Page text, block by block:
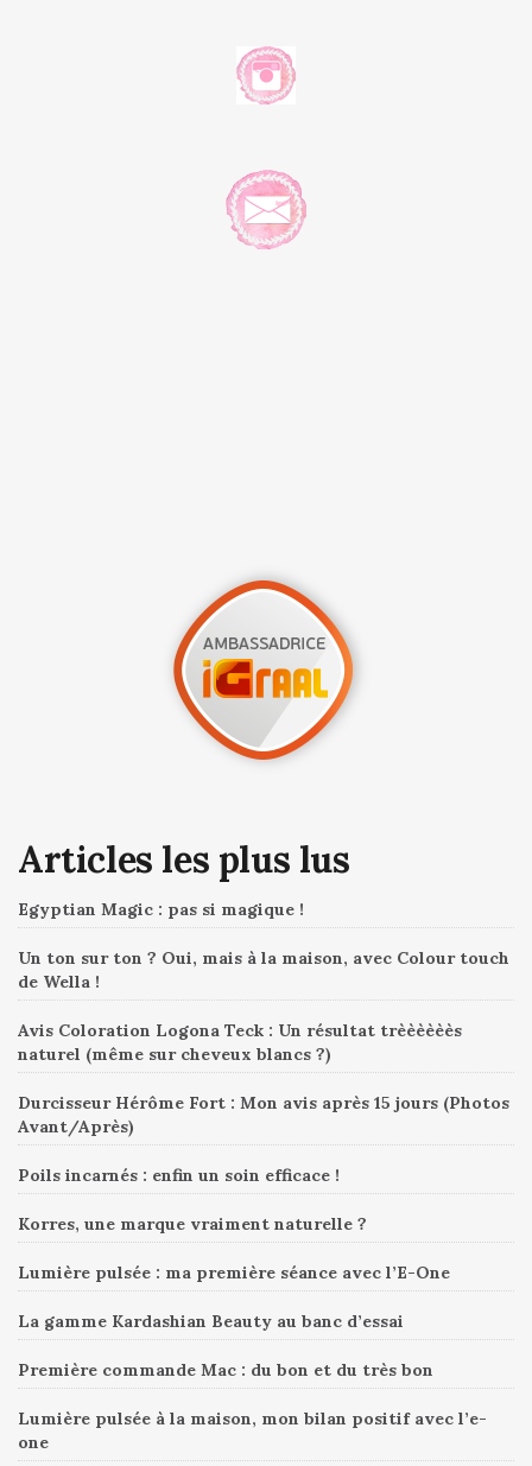
Articles les plus lus
Egyptian Magic : pas si magique !
Un ton sur ton ? Oui, mais à la maison, avec Colour touch
de Wella !
Avis Coloration Logona Teck : Un résultat trèèèèèès
naturel (même sur cheveux blancs ?)
Durcisseur Hérôme Fort : Mon avis après 15 jours (Photos
Avant/Après)
Poils incarnés : enfin un soin efficace !
Korres, une marque vraiment naturelle ?
Lumière pulsée : ma première séance avec l’E-One
La gamme Kardashian Beauty au banc d’essai
Première commande Mac : du bon et du très bon
Lumière pulsée à la maison, mon bilan positif avec l’e-
one